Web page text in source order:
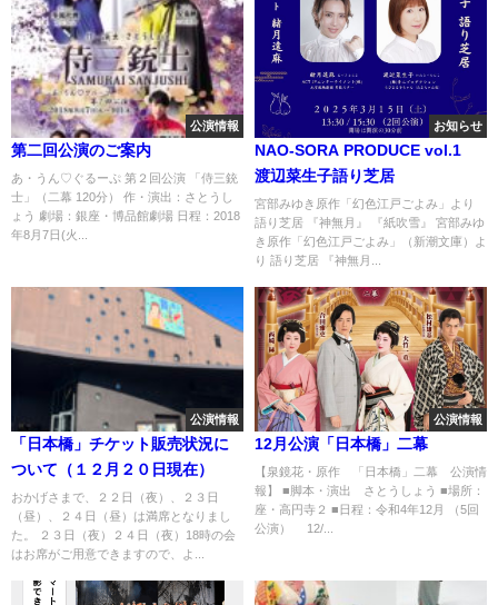
公演情報
第二回公演のご案内
あ・うん♡ぐるーぷ 第２回公演 「侍三銃
士」（二幕 120分） 作・演出：さとうし
ょう 劇場：銀座・博品館劇場 日程：2018
年8月7日(火...
お知らせ
NAO-SORA PRODUCE vol.1
渡辺菜生子語り芝居
宮部みゆき原作「幻色江戸ごよみ」より
語り芝居 『神無月』 『紙吹雪』 宮部みゆ
き原作「幻色江戸ごよみ」（新潮文庫）よ
り 語り芝居 『神無月...
公演情報
「日本橋」チケット販売状況に
ついて（１２月２０日現在）
おかげさまで、２２日（夜）、２３日
（昼）、２４日（昼）は満席となりまし
た。 ２３日（夜）２４日（夜）18時の会
はお席がご用意できますので、よ...
公演情報
12月公演「日本橋」二幕
【泉鏡花・原作 「日本橋」二幕 公演情
報】 ■脚本・演出 さとうしょう ■場所：
座・高円寺２ ■日程：令和4年12月 （5回
公演） 12/...